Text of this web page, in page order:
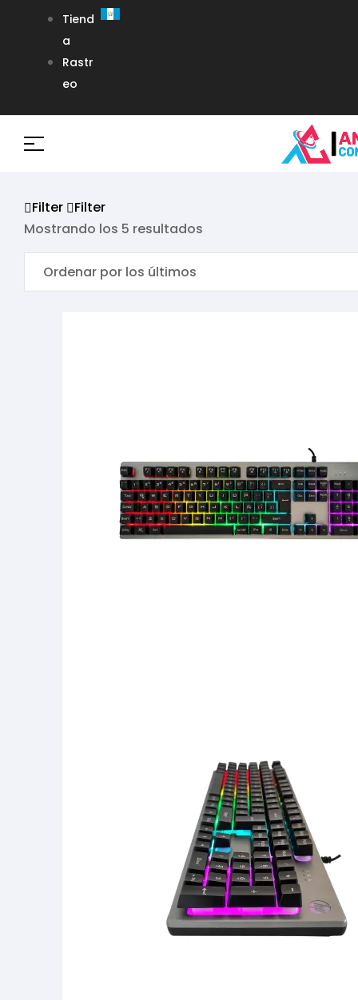
Tiend
a
Rastr
eo
Filter
Filter
Mostrando los 5 resultados